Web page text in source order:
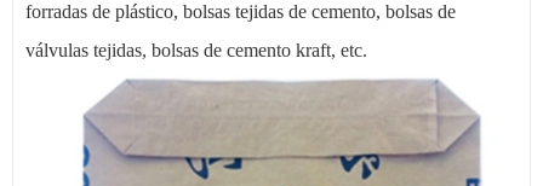
forradas de plástico, bolsas tejidas de cemento, bolsas de
válvulas tejidas, bolsas de cemento kraft, etc.